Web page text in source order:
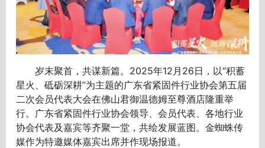
岁末聚首，共谋新篇。2025年12月26日，以“积蓄
星火、砥砺深耕”为主题的广东省紧固件行业协会第五届
二次会员代表大会在佛山君御温德姆至尊酒店隆重举
行。广东省紧固件行业协会领导、会员代表、各地行业
协会代表及嘉宾等齐聚一堂，共绘发展蓝图。金蜘蛛传
媒作为特邀媒体嘉宾出席并作现场报道。